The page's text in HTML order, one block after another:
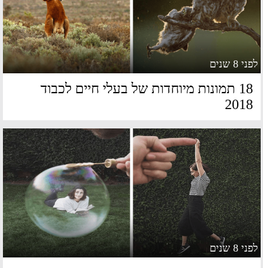
8 שנים
18 תמונות מיוחדות של בעלי חיים לכבוד
8 שנים